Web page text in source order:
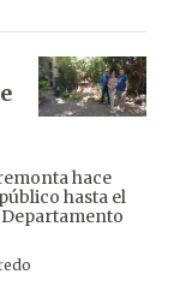
hace
hasta el